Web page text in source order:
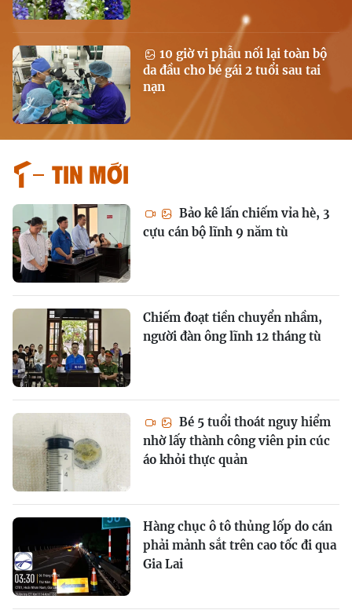
10 giờ vi phẫu nối lại toàn bộ
da đầu cho bé gái 2 tuổi sau tai
nạn
Tin mới
Bảo kê lấn chiếm vỉa hè, 3
cựu cán bộ lĩnh 9 năm tù
Chiếm đoạt tiền chuyển nhầm,
người đàn ông lĩnh 12 tháng tù
Bé 5 tuổi thoát nguy hiểm
nhờ lấy thành công viên pin cúc
áo khỏi thực quản
Hàng chục ô tô thủng lốp do cán
phải mảnh sắt trên cao tốc đi qua
Gia Lai